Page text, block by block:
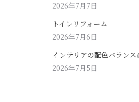
2026年7月7日
トイレリフォーム
2026年7月6日
インテリアの配色バランス
2026年7月5日